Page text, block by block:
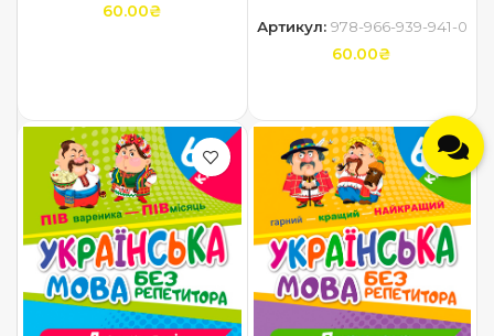
60.00₴
Артикул: 978-966-939-941-0
60.00₴